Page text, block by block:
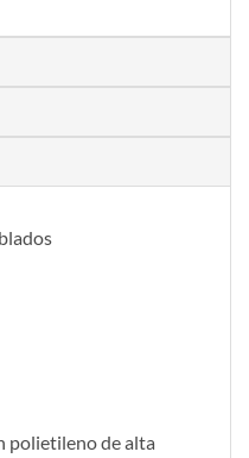
polietileno de alta